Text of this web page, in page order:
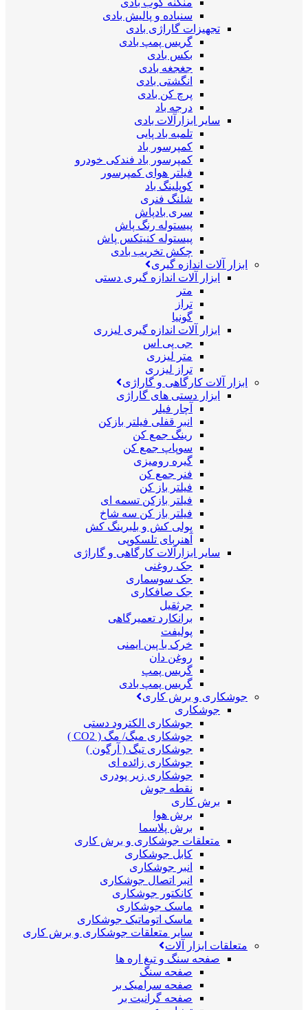
منگنه کوب بادی
سنباده و پالیش بادی
تجهیزات گاراژی بادی
گریس پمپ بادی
بکس بادی
جغجغه بادی
انگشتی بادی
پرچ کن بادی
درجه باد
سایر ابزارآلات بادی
تلمبه باد پایی
کمپرسور باد
کمپرسور باد فندکی خودرو
فیلتر هوای کمپرسور
کوپلینگ باد
شلنگ فنری
سری بادپاش
پیستوله رنگ پاش
پیستوله کنیتکس پاش
چکش تخریب بادی
ابزار آلات اندازه گیری
ابزار آلات اندازه گیری دستی
متر
تراز
گونیا
ابزار آلات اندازه گیری لیزری
جی پی اس
متر لیزری
تراز لیزری
ابزار آلات کارگاهی و گاراژی
ابزار دستی های گاراژی
آچار فیلر
انبر قفلی فیلتر بازکن
رینگ جمع کن
سوپاپ جمع کن
گیره رومیزی
فنر جمع کن
فیلتر باز کن
فیلتر بازکن تسمه ای
فیلتر باز کن سه شاخ
پولی کش و بلبرینگ کش
آهنربای تلسکوپی
سایر ابزارآلات کارگاهی و گاراژی
جک روغنی
جک سوسماری
جک صافکاری
جرثقیل
برانکارد تعمیرگاهی
پولیفت
خرک با پین ایمنی
روغن دان
گریس پمپ
گریس پمپ بادی
جوشکاری و برش کاری
جوشکاری
جوشکاری الکترود دستی
جوشکاری میگ/ مگ ( CO2 )
جوشکاری تیگ ( آرگون )
جوشکاری زائده ای
جوشکاری زیر پودری
نقطه جوش
برش کاری
برش هوا
برش پلاسما
متعلقات جوشکاری و برش کاری
کابل جوشکاری
انبر جوشکاری
انبر اتصال جوشکاری
کانکتور جوشکاری
ماسک جوشکاری
ماسک اتوماتیک جوشکاری
سایر متعلقات جوشکاری و برش کاری
متعلقات ابزار آلات
صفحه سنگ و تیغ اره ها
صفحه سنگ
صفحه سرامیک بر
صفحه گرانیت بر